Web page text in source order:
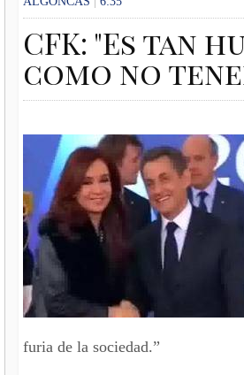
CFK: "Es tan
como no
furia de la sociedad.”